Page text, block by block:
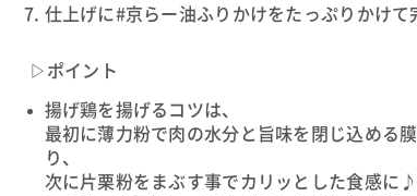
仕上げに#京らー油ふりかけをたっぷりかけて
▷ポイント
揚げ鶏を揚げるコツは、
最初に薄力粉で肉の水分と旨味を閉じ込める
り、
次に片栗粉をまぶす事でカリッとした食感に♪